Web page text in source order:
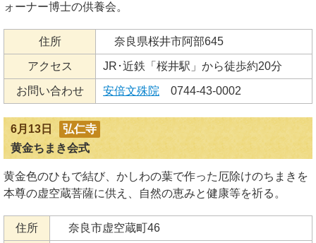
ォーナー博士の供養会。
住所 奈良県桜井市阿部645
アクセス JR･近鉄「桜井駅」から徒歩約20分
お問い合わせ 安倍文殊院 0744-43-0002
6月13日
弘仁寺
黄金ちまき会式
黄金色のひもで結び、かしわの葉で作った厄除けのちまきを
本尊の虚空蔵菩薩に供え、自然の恵みと健康等を祈る。
住所 奈良市虚空蔵町46